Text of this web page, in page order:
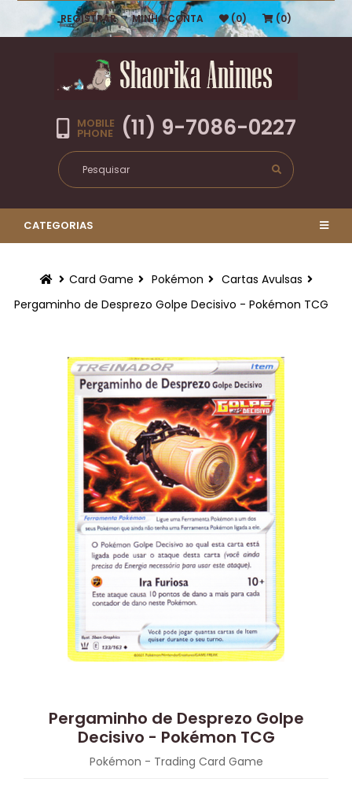
REGISTRAR MINHA CONTA (0) (0)
MOBILE
PHONE (11) 9-7086-0227
CATEGORIAS
Card Game Pokémon
Cartas Avulsas
Pergaminho de Desprezo Golpe Decisivo - Pokémon TCG
Pergaminho de Desprezo Golpe
Decisivo - Pokémon TCG
Pokémon - Trading Card Game